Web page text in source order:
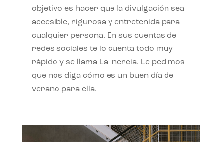
objetivo es hacer que la divulgación sea
accesible, rigurosa y entretenida para
cualquier persona. En sus cuentas de
redes sociales te lo cuenta todo muy
rápido y se llama La Inercia. Le pedimos
que nos diga cómo es un buen día de
verano para ella.